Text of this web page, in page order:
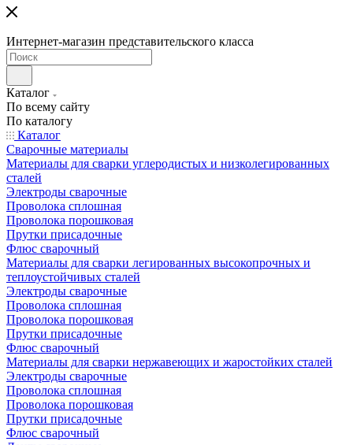
Интернет-магазин представительского класса
Каталог
По всему сайту
По каталогу
Каталог
Сварочные материалы
Материалы для сварки углеродистых и низколегированных
сталей
Электроды сварочные
Проволока сплошная
Проволока порошковая
Прутки присадочные
Флюс сварочный
Материалы для сварки легированных высокопрочных и
теплоустойчивых сталей
Электроды сварочные
Проволока сплошная
Проволока порошковая
Прутки присадочные
Флюс сварочный
Материалы для сварки нержавеющих и жаростойких сталей
Электроды сварочные
Проволока сплошная
Проволока порошковая
Прутки присадочные
Флюс сварочный